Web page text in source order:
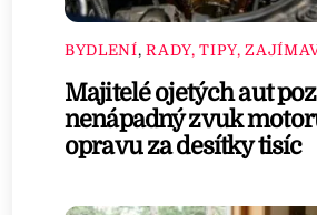
BYDLENÍ,RADY, TIPY,
Majitelé ojetých aut
nenápadný zvuk
opravu za desítky tisíc